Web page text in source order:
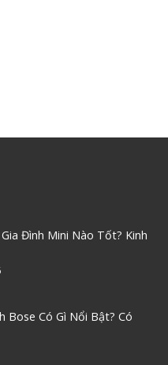
Đình Mini Nào Tốt? Kinh
Bose Có Gì Nổi Bật? Có